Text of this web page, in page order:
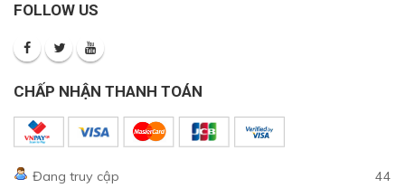
FOLLOW US
CHẤP NHẬN THANH TOÁN
Đang truy cập 44